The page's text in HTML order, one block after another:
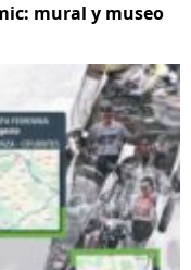
mural y museo